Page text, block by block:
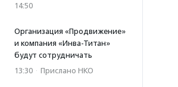
14:50
Организация «Продвижение»
и компания «Инва-Титан»
будут сотрудничать
13:30 · Прислано НКО